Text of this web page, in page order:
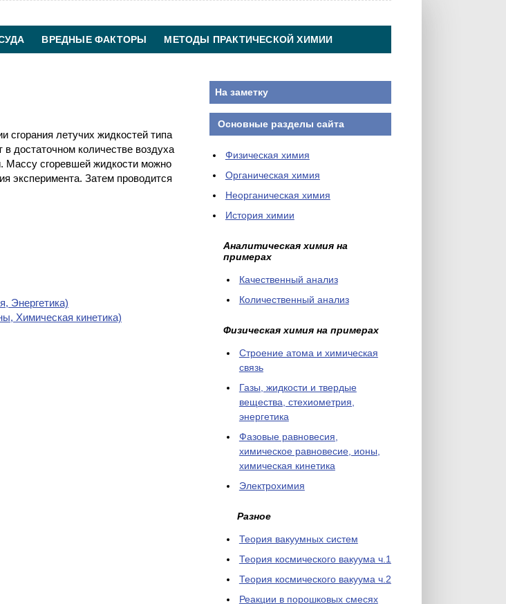
ВРЕДНЫЕ ФАКТОРЫ МЕТОДЫ ПРАКТИЧЕСКОЙ ХИМИИ
сгорания летучих жидкостей типа
достаточном количестве воздуха
Массу сгоревшей жидкости можно
эксперимента. Затем проводится
Энергетика)
Химическая кинетика)
На заметку
Основные разделы сайта
Физическая химия
Органическая химия
Неорганическая химия
История химии
Аналитическая химия на
примерах
Качественный анализ
Количественный анализ
Физическая химия на примерах
Cтроение атома и химическая
связь
Газы, жидкости и твердые
вещества, стехиометрия,
энергетика
Фазовые равновесия,
химическое равновесие, ионы,
химическая кинетика
Электрохимия
Разное
Теория вакуумных систем
Теория космического вакуума ч.1
Теория космического вакуума ч.2
Реакции в порошковых смесях